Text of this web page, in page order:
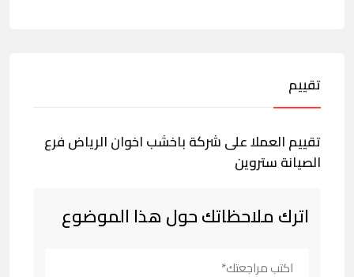
تقييم
تقييم العملا على شركة باخشب اخوان الرياض فرع
الصيانة ستروين
اترك ملاحظاتك حول هذا الموضوع